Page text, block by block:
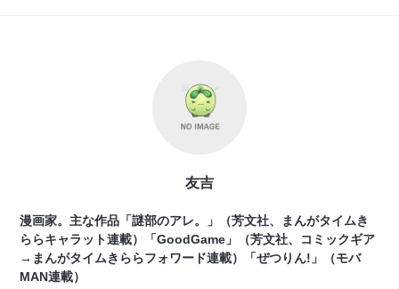
友吉
漫画家。主な作品「謎部のアレ。」（芳文社、まんがタイムき
ららキャラット連載）「GoodGame」（芳文社、コミックギア
→まんがタイムきららフォワード連載）「ぜつりん!」（モバ
MAN連載）